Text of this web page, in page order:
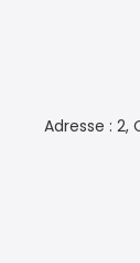
Adresse : 2,